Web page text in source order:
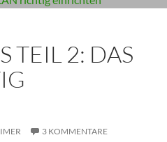
TEIL 2: DAS
3 KOMMENTARE